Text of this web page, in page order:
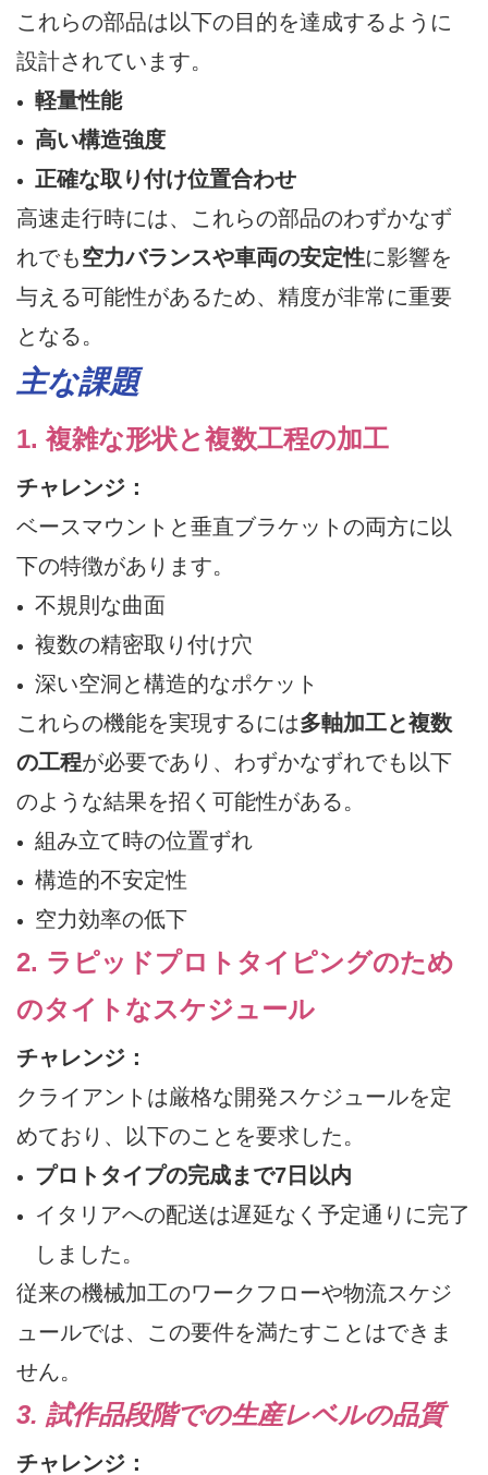
これらの部品は以下の目的を達成するように
設計されています。
軽量性能
高い構造強度
正確な取り付け位置合わせ
高速走行時には、これらの部品のわずかなず
れでも空力バランスや車両の安定性に影響を
与える可能性があるため、精度が非常に重要
となる。
主な課題
1. 複雑な形状と複数工程の加工
チャレンジ：
ベースマウントと垂直ブラケットの両方に以
下の特徴があります。
不規則な曲面
複数の精密取り付け穴
深い空洞と構造的なポケット
これらの機能を実現するには多軸加工と複数
の工程が必要であり、わずかなずれでも以下
のような結果を招く可能性がある。
組み立て時の位置ずれ
構造的不安定性
空力効率の低下
2. ラピッドプロトタイピングのため
のタイトなスケジュール
チャレンジ：
クライアントは厳格な開発スケジュールを定
めており、以下のことを要求した。
プロトタイプの完成まで7日以内
イタリアへの配送は遅延なく予定通りに完了
しました。
従来の機械加工のワークフローや物流スケジ
ュールでは、この要件を満たすことはできま
せん。
3. 試作品段階での生産レベルの品質
チャレンジ：